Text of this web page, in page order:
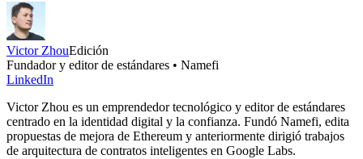
Victor ZhouEdición
Fundador y editor de estándares • Namefi
LinkedIn
Victor Zhou es un emprendedor tecnológico y editor de estándares
centrado en la identidad digital y la confianza. Fundó Namefi, edita
propuestas de mejora de Ethereum y anteriormente dirigió trabajos
de arquitectura de contratos inteligentes en Google Labs.